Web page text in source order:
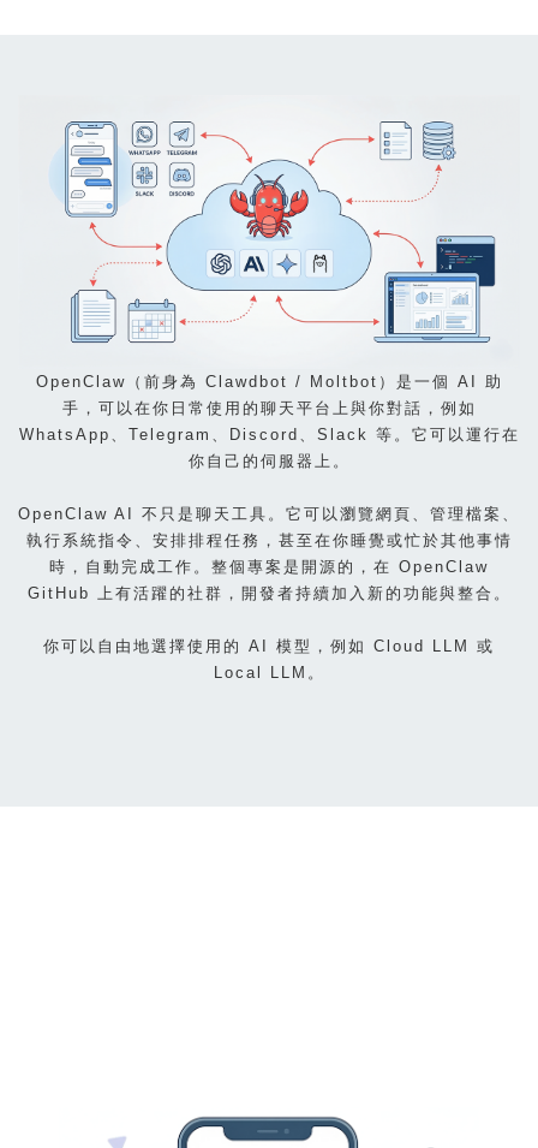
OpenClaw（前身為 Clawdbot / Moltbot）是一個 AI 助
手，可以在你日常使用的聊天平台上與你對話，例如
WhatsApp、Telegram、Discord、Slack 等。它可以運行在
你自己的伺服器上。
OpenClaw AI 不只是聊天工具。它可以瀏覽網頁、管理檔案、
執行系統指令、安排排程任務，甚至在你睡覺或忙於其他事情
時，自動完成工作。整個專案是開源的，在 OpenClaw
GitHub 上有活躍的社群，開發者持續加入新的功能與整合。
你可以自由地選擇使用的 AI 模型，例如 Cloud LLM 或
Local LLM。